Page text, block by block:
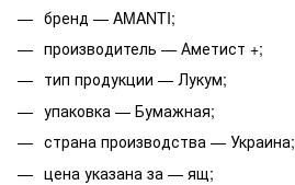
бренд — AMANTI;
производитель — Аметист +;
тип продукции — Лукум;
упаковка — Бумажная;
страна производства — Украина;
цена указана за — ящ;